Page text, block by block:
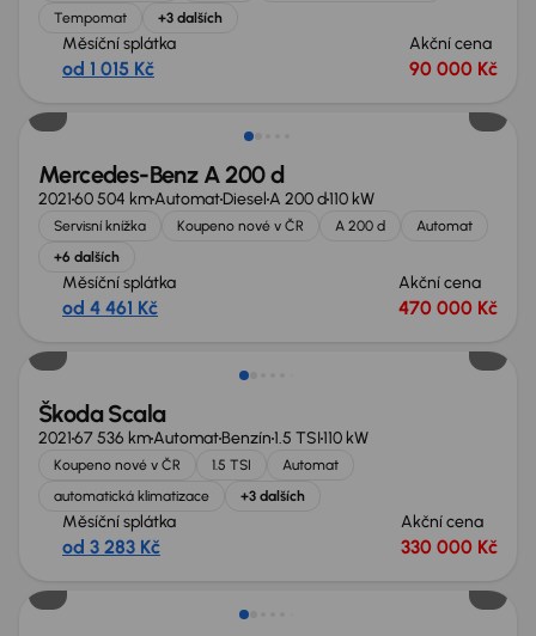
Tempomat
+3 dalších
Měsíční splátka
od 1 015 Kč
Akční cena
90 000 Kč
Zlevněno o 70 000 Kč
Mercedes-Benz A 200 d
202160 504 kmAutomatDieselA 200 d110 kW
Servisní knížka Koupeno nové v ČR A 200 d
Automat
+6 dalších
Měsíční splátka
od 4 461 Kč
Akční cena
470 000 Kč
Škoda Scala
202167 536 kmAutomatBenzín1.5 TSI110 kW
Koupeno nové v ČR 1.5 TSI
Automat
automatická klimatizace
+3 dalších
Měsíční splátka
od 3 283 Kč
Akční cena
330 000 Kč